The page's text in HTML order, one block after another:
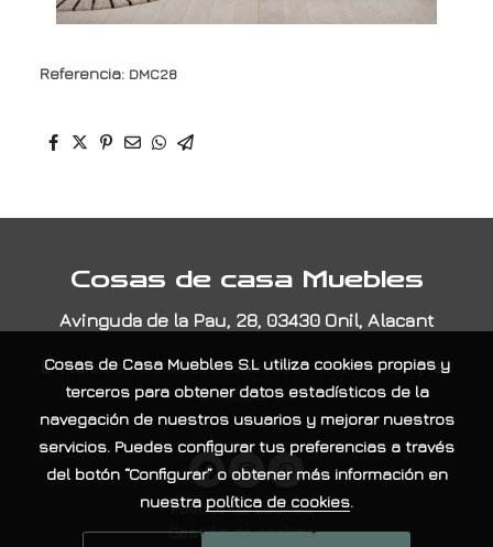
Referencia: DMC28
Cosas de casa Muebles
Avinguda de la Pau, 28, 03430 Onil, Alacant
E-Mail:contacta@cosasdecasamuebles.com|Tel:
965565404
Política de cookies
Gestión de cookies
Cosas de Casa Muebles S.Lutiliza cookies propias y
terceros para obtener datos estadísticos de la
navegación de nuestros usuarios y mejorar nuestros
servicios. Puedes configurar tus preferencias a través
del botón “Configurar” o obtener más información en
nuestra política de cookies.